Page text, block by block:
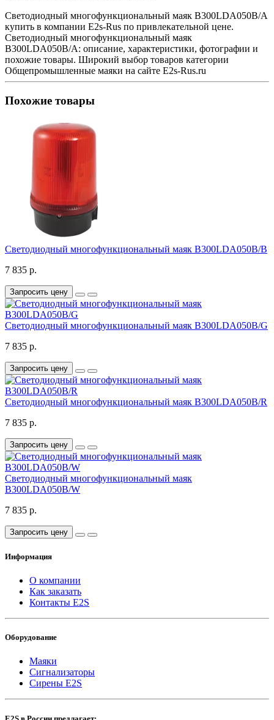
Светодиодный многофункциональный маяк B300LDA050B/A
купить в компании E2s-Rus по привлекательной цене.
Светодиодный многофункциональный маяк
B300LDA050B/A: описание, характеристики, фотографии и
похожие товары. Широкий выбор товаров категории
Общепромышленные маяки на сайте E2s-Rus.ru
Похожие товары
Светодиодный многофункциональный маяк B300LDA050B/B
7 835 р.
Запросить цену
Светодиодный многофункциональный маяк B300LDA050B/G
7 835 р.
Запросить цену
Светодиодный многофункциональный маяк B300LDA050B/R
7 835 р.
Запросить цену
Светодиодный многофункциональный маяк
B300LDA050B/W
7 835 р.
Запросить цену
Информация
О компании
Как заказать
Контакты E2S
Оборудование
Маяки
Сигнализаторы
Сирены E2S
E2S в России предлагает: